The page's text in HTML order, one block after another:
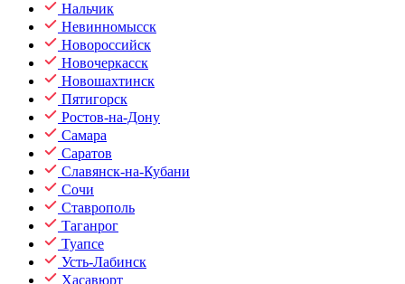
Нальчик
Невинномысск
Новороссийск
Новочеркасск
Новошахтинск
Пятигорск
Ростов-на-Дону
Самара
Саратов
Славянск-на-Кубани
Сочи
Ставрополь
Таганрог
Туапсе
Усть-Лабинск
Хасавюрт